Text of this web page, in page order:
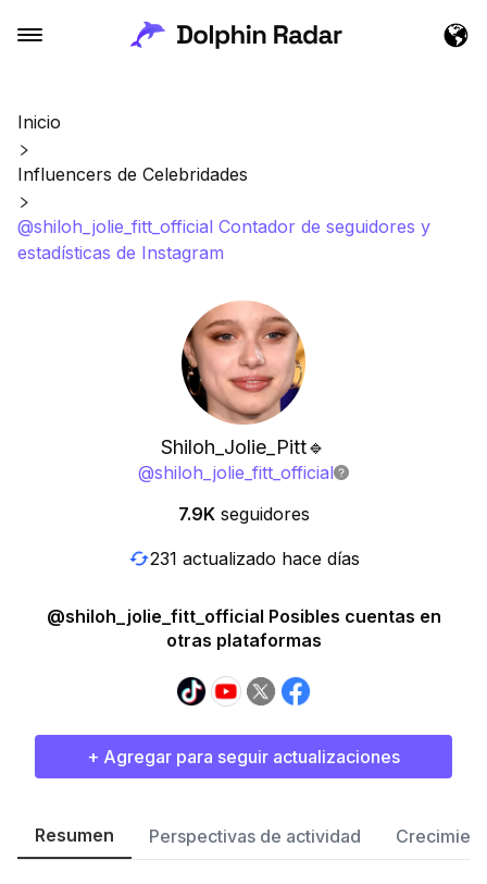
Inicio
Influencers de Celebridades
@shiloh_jolie_fitt_official Contador de seguidores y
estadísticas de Instagram
Shiloh_Jolie_Pitt🔹
@shiloh_jolie_fitt_official
7.9K seguidores
231 actualizado hace días
@shiloh_jolie_fitt_official Posibles cuentas en
otras plataformas
+ Agregar para seguir actualizaciones
Resumen Perspectivas de actividad